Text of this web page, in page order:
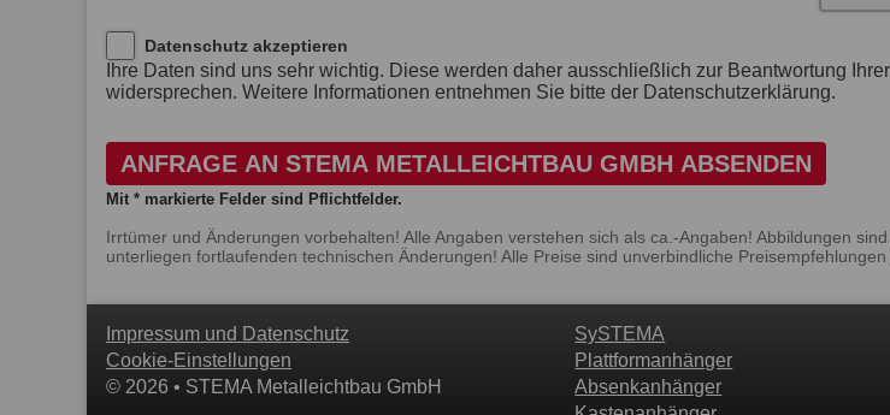
Datenschutz akzeptieren
Ihre Daten sind uns sehr wichtig. Diese werden daher ausschließlich zur Beantwortung
widersprechen. Weitere Informationen entnehmen Sie bitte der Datenschutzerklärung.
ANFRAGE AN STEMA METALLEICHTBAU GMBH ABSENDEN
Mit * markierte Felder sind Pflichtfelder.
Irrtümer und Änderungen vorbehalten! Alle Angaben verstehen sich als ca.-Angaben! Abbildungen
unterliegen fortlaufenden technischen Änderungen! Alle Preise sind unverbindliche
Impressum und Datenschutz
Cookie-Einstellungen
© 2026 • STEMA Metalleichtbau GmbH
SySTEMA
Plattformanhänger
Absenkanhänger